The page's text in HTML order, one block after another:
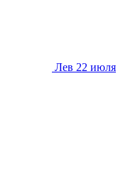
Лев 22 июля